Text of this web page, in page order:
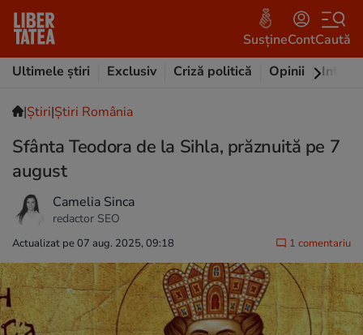
SusțineContCaută
Ultimele știri
Exclusiv Criză politică Opinii
|Ştiri|Știri România
Sfânta Teodora de la Sihla, prăznuită pe 7
august
Camelia Sinca
redactor SEO
Actualizat pe 07 aug. 2025, 09:18 1 comentariu